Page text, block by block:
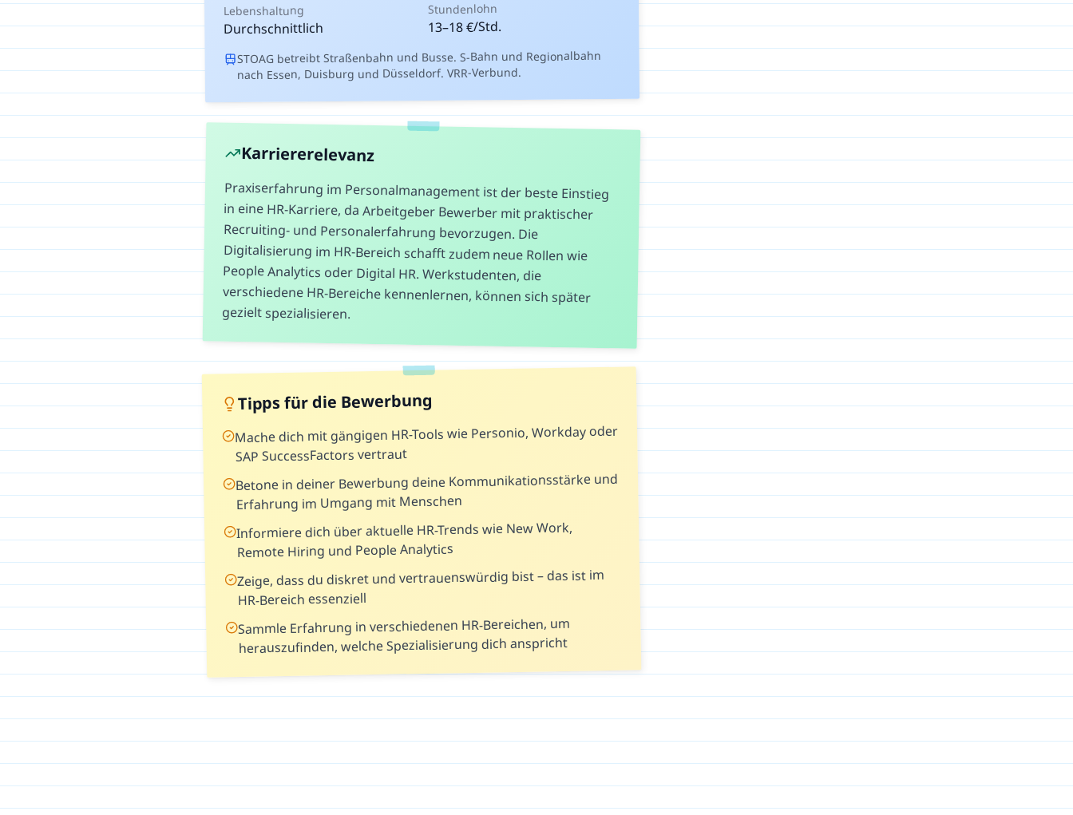
Lebenshaltung
Durchschnittlich
Stundenlohn
13–18€/Std.
STOAG betreibt Straßenbahn und Busse. S-Bahn und Regionalbahn
nach Essen, Duisburg und Düsseldorf. VRR-Verbund.
Karriererelevanz
Praxiserfahrung im Personalmanagement ist der beste Einstieg
in eine HR-Karriere, da Arbeitgeber Bewerber mit praktischer
Recruiting- und Personalerfahrung bevorzugen. Die
Digitalisierung im HR-Bereich schafft zudem neue Rollen wie
People Analytics oder Digital HR. Werkstudenten, die
verschiedene HR-Bereiche kennenlernen, können sich später
gezielt spezialisieren.
Tipps für die Bewerbung
Mache dich mit gängigen HR-Tools wie Personio, Workday oder
SAP SuccessFactors vertraut
Betone in deiner Bewerbung deine Kommunikationsstärke und
Erfahrung im Umgang mit Menschen
Informiere dich über aktuelle HR-Trends wie New Work,
Remote Hiring und People Analytics
Zeige, dass du diskret und vertrauenswürdig bist – das ist im
HR-Bereich essenziell
Sammle Erfahrung in verschiedenen HR-Bereichen, um
herauszufinden, welche Spezialisierung dich anspricht